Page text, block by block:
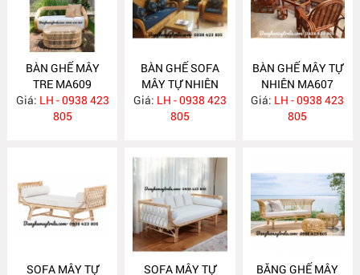
BÀN GHẾ MÂY
TRE MA609
Giá: LH - 0938 423
805
BÀN GHẾ SOFA
MÂY TỰ NHIÊN
PHÒNG KHÁCH
MA608
Giá: LH - 0938 423
805
BÀN GHẾ MÂY TỰ
NHIÊN MA607
Giá: LH - 0938 423
805
SOFA MÂY TỰ
SOFA MÂY TỰ
BĂNG GHẾ MÂY